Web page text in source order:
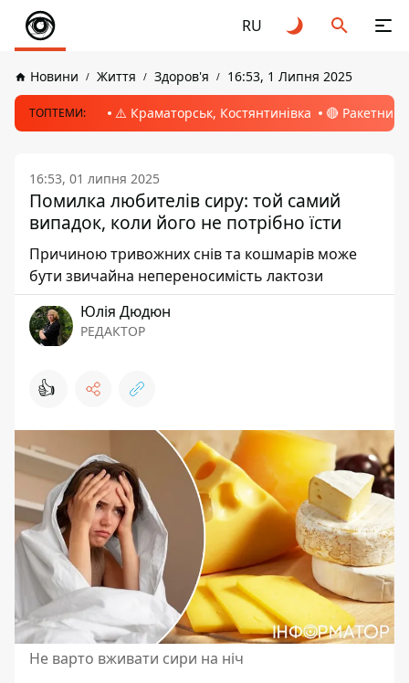
RU
Новини Життя Здоров'я 16:53, 1 Липня 2025
ТОПТЕМИ: ⚠️ Краматорськ, Костянтинівка 🔴 Ракетний
16:53, 01 липня 2025
Помилка любителів сиру: той самий
випадок, коли його не потрібно їсти
Причиною тривожних снів та кошмарів може
бути звичайна непереносимість лактози
Юлія Дюдюн
РЕДАКТОР
👍
Не варто вживати сири на ніч